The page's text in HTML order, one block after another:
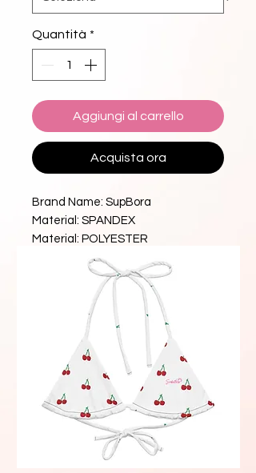
Quantità *
Aggiungi al carrello
Acquista ora
Brand Name: SupBora
Material: SPANDEX
Material: POLYESTER
High-concerned chemical: None
Pattern Type: Print
Style: Young Style
Young Style: bohemian
Origin: Mainland China
CN: Liaoning
Age: 18-24 Years
Craft of Weaving: Knit
Fit: True to Size
Release Date: Spring 2025
Style 2: Sexy Dress
Style: Sexy Cover UP